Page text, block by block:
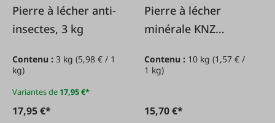
Pierre à lécher anti-
insectes, 3 kg
Contenu : 3 kg (5,98 € / 1
kg)
Variantes de 17,95 €*
17,95 €*
Pierre à lécher
minérale KNZ
Contenu : 10 kg(1,57 € /
1 kg)
15,70 €*